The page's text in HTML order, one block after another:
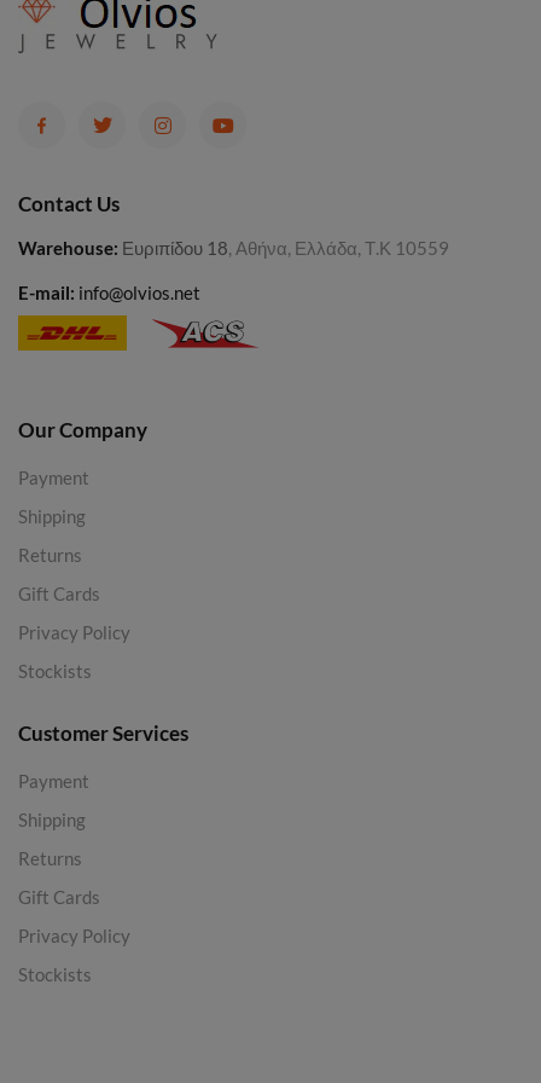
Contact Us
Warehouse: Ευριπίδου 18, Αθήνα, Ελλάδα, Τ.Κ 10559
E-mail: info@olvios.net
Our Company
Payment
Shipping
Returns
Gift Cards
Privacy Policy
Stockists
Customer Services
Payment
Shipping
Returns
Gift Cards
Privacy Policy
Stockists